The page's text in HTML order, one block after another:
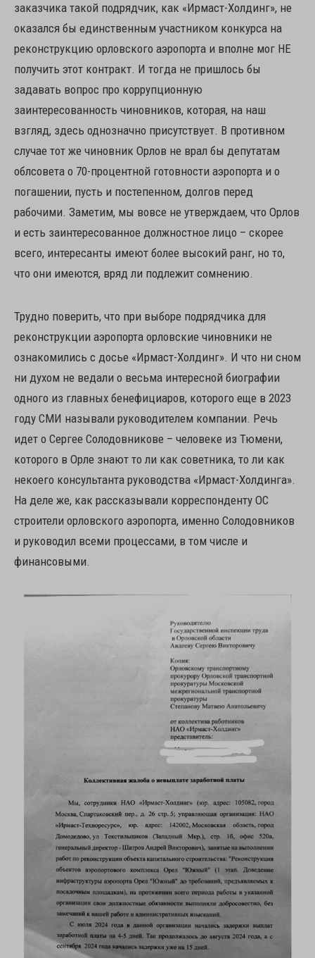
заказчика такой подрядчик, как «Ирмаст-Холдинг», не
оказался бы единственным участником конкурса на
реконструкцию орловского аэропорта и вполне мог НЕ
получить этот контракт. И тогда не пришлось бы
задавать вопрос про коррупционную
заинтересованность чиновников, которая, на наш
взгляд, здесь однозначно присутствует. В противном
случае тот же чиновник Орлов не врал бы депутатам
облсовета о 70-процентной готовности аэропорта и о
погашении, пусть и постепенном, долгов перед
рабочими. Заметим, мы вовсе не утверждаем, что Орлов
и есть заинтересованное должностное лицо – скорее
всего, интересанты имеют более высокий ранг, но то,
что они имеются, вряд ли подлежит сомнению.
Трудно поверить, что при выборе подрядчика для
реконструкции аэропорта орловские чиновники не
ознакомились с досье «Ирмаст-Холдинг». И что ни сном
ни духом не ведали о весьма интересной биографии
одного из главных бенефициаров, которого еще в 2023
году СМИ называли руководителем компании. Речь
идет о Сергее Солодовникове – человеке из Тюмени,
которого в Орле знают то ли как советника, то ли как
некоего консультанта руководства «Ирмаст-Холдинга».
На деле же, как рассказывали корреспонденту ОС
строители орловского аэропорта, именно Солодовников
и руководил всеми процессами, в том числе и
финансовыми.